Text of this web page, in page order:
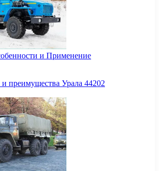
и Применение
преимущества Урала 44202